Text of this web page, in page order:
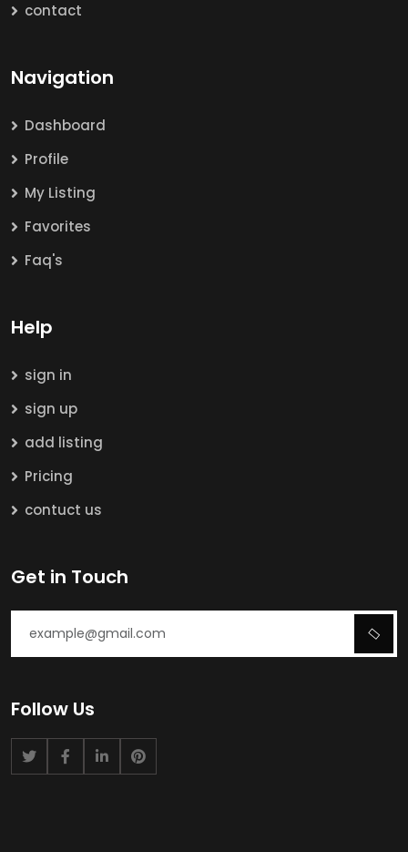
contact
Navigation
Dashboard
Profile
My Listing
Favorites
Faq's
Help
sign in
sign up
add listing
Pricing
contuct us
Get in Touch
Follow Us